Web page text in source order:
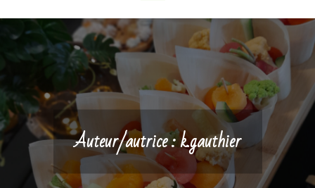
Auteur/autrice :k.gauthier